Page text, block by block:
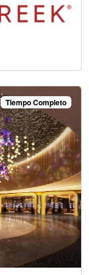
Tiempo Completo